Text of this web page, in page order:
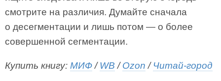
смотрите на различия. Думайте сначала
о десегментации и лишь потом — о более
совершенной сегментации.
Купить книгу: МИФ/WB /Ozon / Читай-город